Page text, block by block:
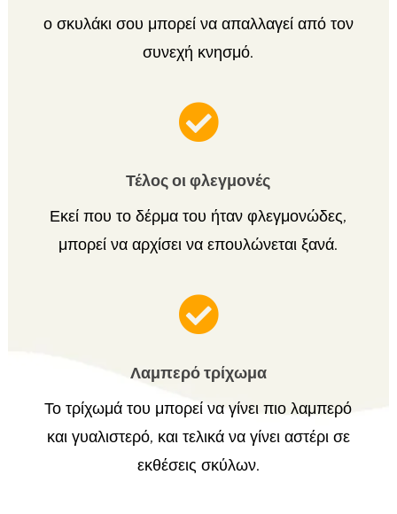
ο σκυλάκι σου μπορεί να απαλλαγεί από τον
συνεχή κνησμό.

Τέλος οι φλεγμονές
Εκεί που το δέρμα του ήταν φλεγμονώδες,
μπορεί να αρχίσει να επουλώνεται ξανά.

Λαμπερό τρίχωμα
Το τρίχωμά του μπορεί να γίνει πιο λαμπερό
και γυαλιστερό, και τελικά να γίνει αστέρι σε
εκθέσεις σκύλων.